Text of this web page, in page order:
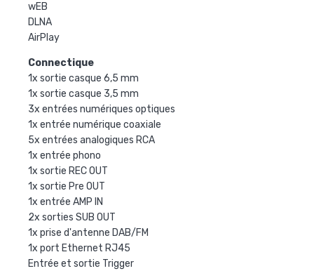
wEB
DLNA
AirPlay
Connectique
1x sortie casque 6,5 mm
1x sortie casque 3,5 mm
3x entrées numériques optiques
1x entrée numérique coaxiale
5x entrées analogiques RCA
1x entrée phono
1x sortie REC OUT
1x sortie Pre OUT
1x entrée AMP IN
2x sorties SUB OUT
1x prise d'antenne DAB/FM
1x port Ethernet RJ45
Entrée et sortie Trigger